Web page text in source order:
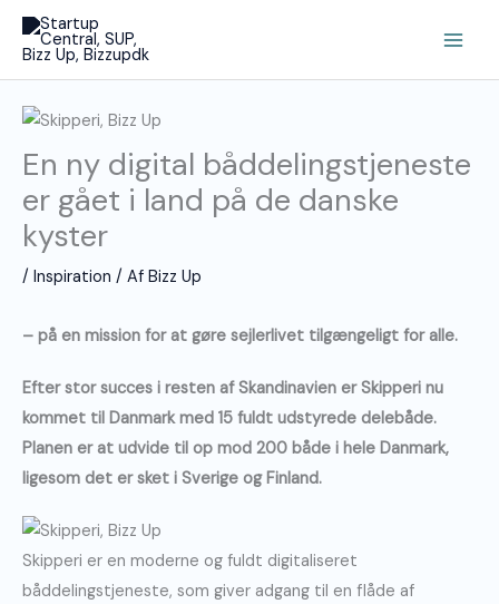
indholdet
En ny digital båddelingstjeneste
er gået i land på de danske
kyster
/ Inspiration / Af Bizz Up
– på en mission for at gøre sejlerlivet tilgængeligt for alle.
Efter stor succes i resten af Skandinavien er Skipperi nu
kommet til Danmark med 15 fuldt udstyrede delebåde.
Planen er at udvide til op mod 200 både i hele Danmark,
ligesom det er sket i Sverige og Finland.
Skipperi er en moderne og fuldt digitaliseret
båddelingstjeneste, som giver adgang til en flåde af